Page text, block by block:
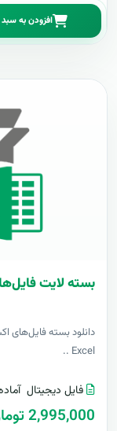
افزودن به سبد
بسته لایت
دانلود بسته فایل‌های
Excel ..
فایل دیجیتال
2,995,000 تومان